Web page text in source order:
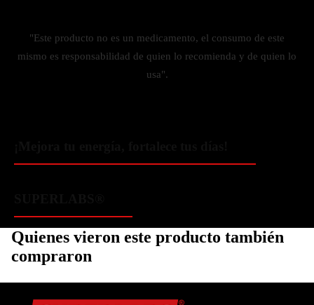
"Este producto no es un medicamento, el consumo de este
mismo es responsabilidad de quien lo recomienda y de quien lo
usa".
Quienes vieron este producto también
compraron